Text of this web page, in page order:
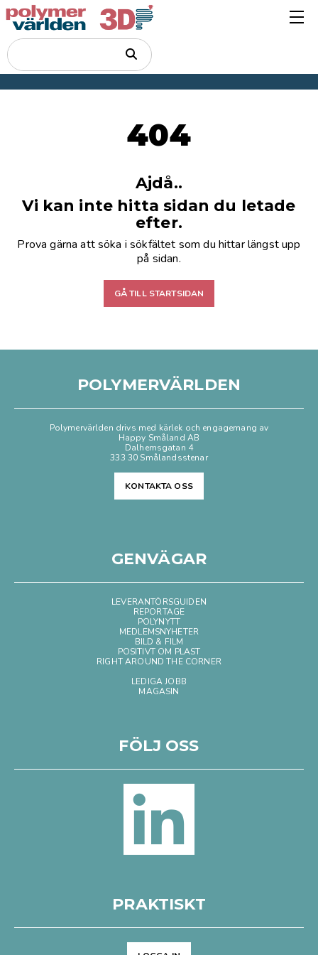
404
Ajdå..
Vi kan inte hitta sidan du letade
efter.
Prova gärna att söka i sökfältet som du hittar längst upp
på sidan.
GÅ TILL STARTSIDAN
POLYMERVÄRLDEN
Polymervärlden drivs med kärlek och engagemang av
Happy Småland AB
Dalhemsgatan 4
333 30 Smålandsstenar
KONTAKTA OSS
GENVÄGAR
LEVERANTÖRSGUIDEN
REPORTAGE
POLYNYTT
MEDLEMSNYHETER
BILD & FILM
POSITIVT OM PLAST
RIGHT AROUND THE CORNER
LEDIGA JOBB
MAGASIN
FÖLJ OSS
PRAKTISKT